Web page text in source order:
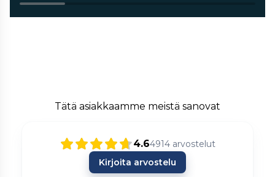
Tätä asiakkaamme meistä sanovat
4.64914 arvostelut
Kirjoita arvostelu